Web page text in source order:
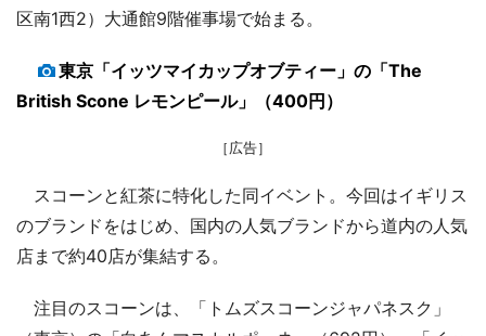
区南1西2）大通館9階催事場で始まる。
東京「イッツマイカップオブティー」の「The
British Scone レモンピール」（400円）
［広告］
スコーンと紅茶に特化した同イベント。今回はイギリス
のブランドをはじめ、国内の人気ブランドから道内の人気
店まで約40店が集結する。
注目のスコーンは、「トムズスコーンジャパネスク」